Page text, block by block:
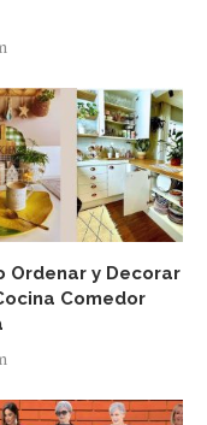
Ordenar y Decorar
Comedor